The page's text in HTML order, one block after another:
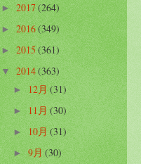
►2017(264)
►2016(349)
►2015(361)
▼2014(363)
► 12月(31)
►11月(30)
►10月(31)
►9月(30)